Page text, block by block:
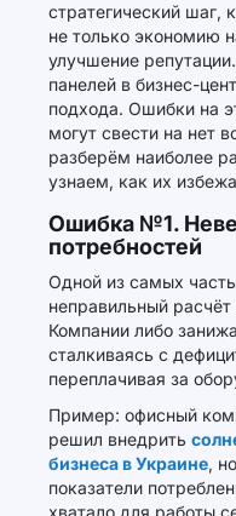
стратегический шаг,
не только экономию
улучшение
панелей в бизнес-
подхода. Ошибки на
могут свести на нет
разберём наиболее
узнаем, как их
Ошибка №1.
потребностей
Одной из самых
неправильный
Компании либо
сталкиваясь с
переплачивая за
Пример: офисный
решил внедрить
бизнеса в Украине,
показатели
хватало для работы